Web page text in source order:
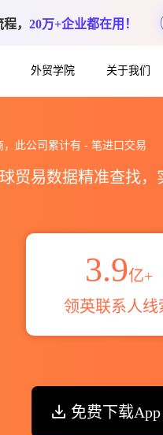
， 20万+企业都在用！
外贸学院 关于我们
，此公司累计有 -笔进口交易
贸易数据精准查找
3.9亿+
领英联系人线
免费下载App